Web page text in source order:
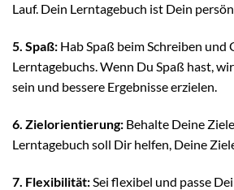
Lauf. Dein Lerntagebuch ist Dein
5. Spaß: Hab Spaß beim Schreiben und
Lerntagebuchs. Wenn Du Spaß hast,
sein und bessere Ergebnisse erzielen.
6. Zielorientierung: Behalte Deine
Lerntagebuch soll Dir helfen, Deine
7. Flexibilität: Sei flexibel und passe